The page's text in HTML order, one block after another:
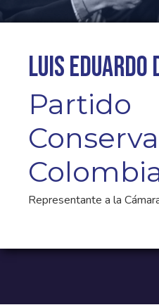
Luis Eduardo
Partido
Representante a la